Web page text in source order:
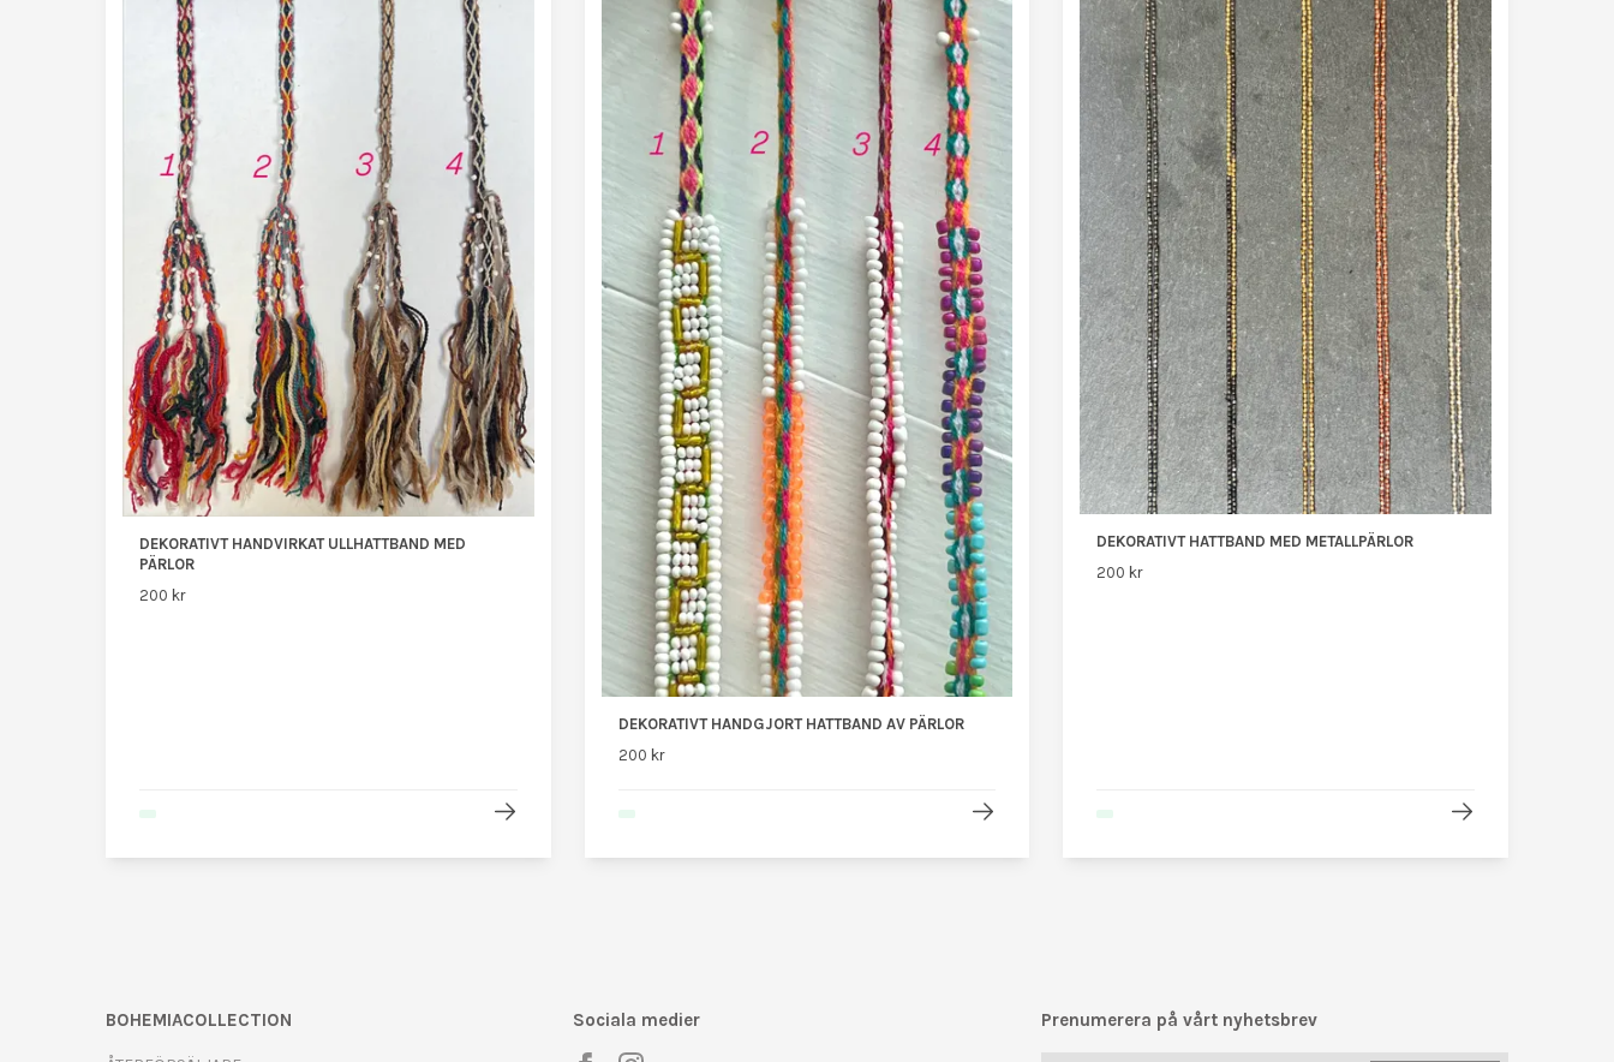
DEKORATIVT HANDVIRKAT ULLHATTBAND MED
PÄRLOR
200 kr
DEKORATIVT HANDGJORT HATTBAND AV PÄRLOR
200 kr
DEKORATIVT HATTBAND MED METALLPÄRLOR
200 kr
BOHEMIACOLLECTION Sociala medier Prenumerera på vårt nyhetsbrev